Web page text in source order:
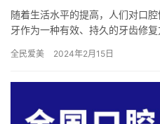
随着生活水平的提高，人们对口
牙作为一种有效、持久的牙齿修
受关注…
全民爱美 2024年2月15日